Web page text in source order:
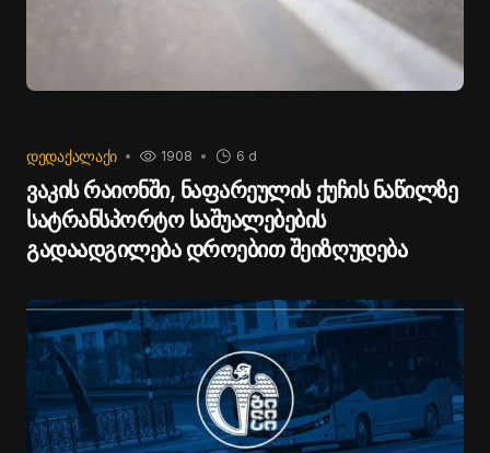
ᲓᲔᲓᲐᲥᲐᲚᲐᲥᲘ 6 d
1908
ვაკის რაიონში, ნაფარეულის ქუჩის ნაწილზე
სატრანსპორტო საშუალებების
გადაადგილება დროებით შეიზღუდება